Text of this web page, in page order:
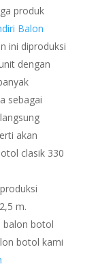
produk
Balon
ini diproduksi
dengan
sebagai
akan
clasik 330
m.
balon botol
botol kami